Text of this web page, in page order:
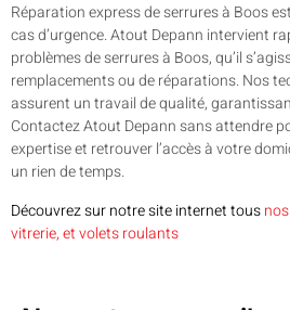
Réparation express de serrures à Boos
cas d’urgence. Atout Depann intervient
problèmes de serrures à Boos, qu’il
remplacements ou de réparations. Nos
assurent un travail de qualité,
Contactez Atout Depann sans attendre
expertise et retrouver l’accès à votre
un rien de temps.
Découvrez sur notre site internet tous
vitrerie, et volets roulants